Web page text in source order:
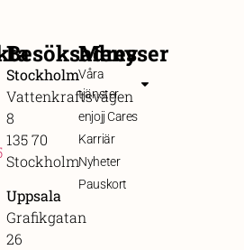
Besöksadresser
Stockholm
Vattenkraftsvägen
8
135 70
Stockholm
Uppsala
Grafikgatan
26
Meny
Våra
tjänster
enjojj Cares
Karriär
Nyheter
Pauskort